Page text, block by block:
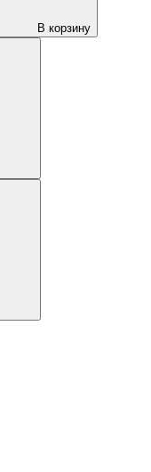
В корзину